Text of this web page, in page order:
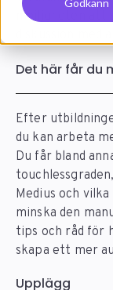
Godkänn
möjligheten att
Det här får du
Efter
du kan arbeta
Du får bland
Medius och
minska den
tips och råd för
skapa ett mer
Upplägg